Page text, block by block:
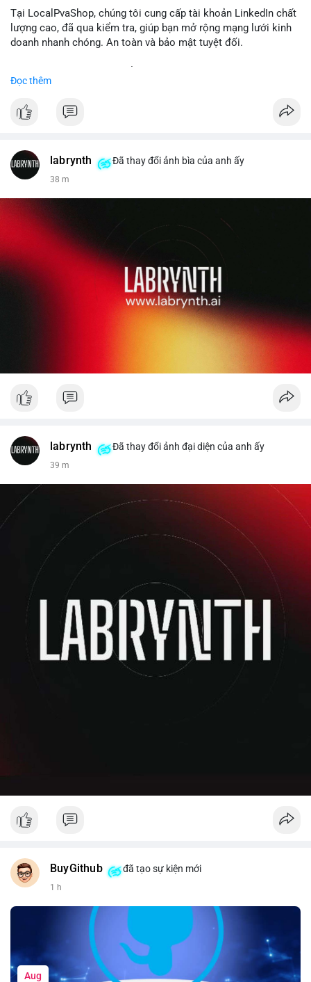
Tại LocalPvaShop, chúng tôi cung cấp tài khoản LinkedIn chất
lượng cao, đã qua kiểm tra, giúp bạn mở rộng mạng lưới kinh
doanh nhanh chóng. An toàn và bảo mật tuyệt đối.
✅ Phản hồi trong 24 giờ
✅ Email: localpvashop@gmail.com
Đọc thêm
labrynth Đã thay đổi ảnh bìa của anh ấy
38 m
labrynth Đã thay đổi ảnh đại diện của anh ấy
39 m
BuyGithub đã tạo sự kiện mới
1 h
Aug